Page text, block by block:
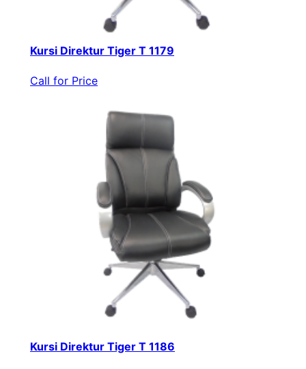
Kursi Direktur Tiger T 1179
Call for Price
Kursi Direktur Tiger T 1186